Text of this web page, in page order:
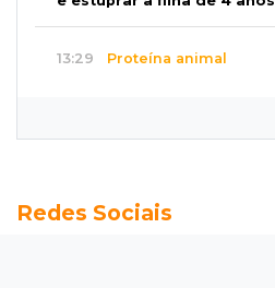
13:29 Proteína animal
Exportações de Campo
Redes Sociais